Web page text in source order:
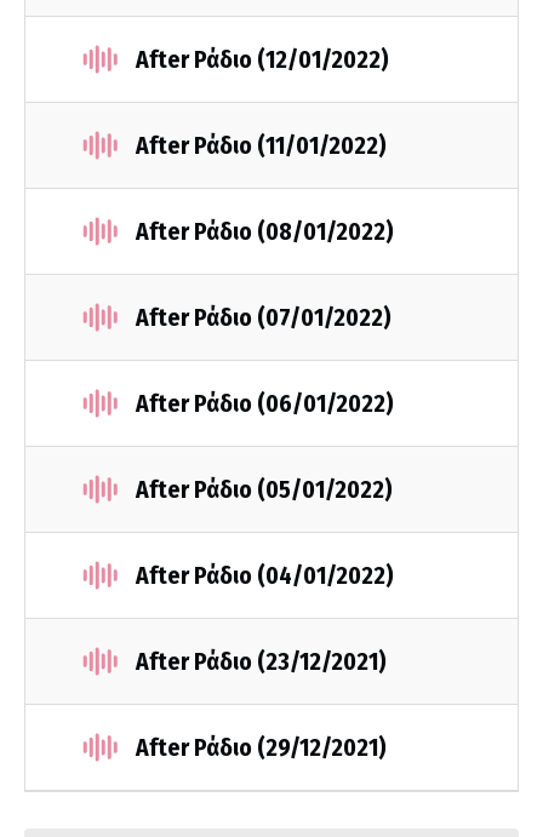
After Ράδιο (12/01/2022)
After Ράδιο (11/01/2022)
After Ράδιο (08/01/2022)
After Ράδιο (07/01/2022)
After Ράδιο (06/01/2022)
After Ράδιο (05/01/2022)
After Ράδιο (04/01/2022)
After Ράδιο (23/12/2021)
After Ράδιο (29/12/2021)